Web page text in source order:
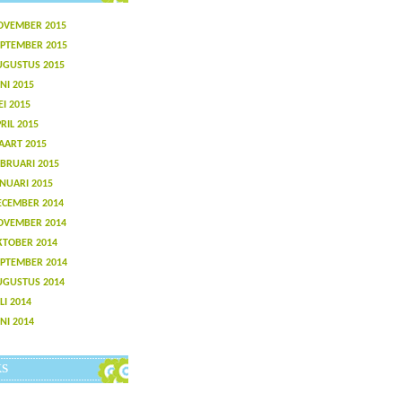
2015
2015
2015
2015
2015
2015
2015
2015
2015
2014
2014
2014
2014
2014
2014
2014